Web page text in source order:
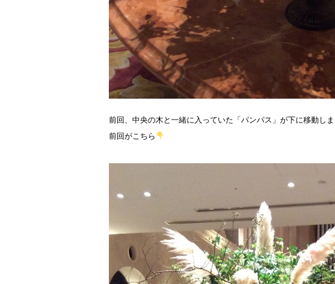
前回、中央の木と一緒に入っていた「パンパス」が下に移動し
前回がこちら